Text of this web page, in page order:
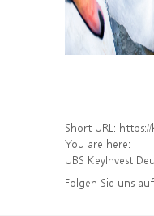
Short URL: https://
You are here:
UBS KeyInvest
Folgen Sie uns auf